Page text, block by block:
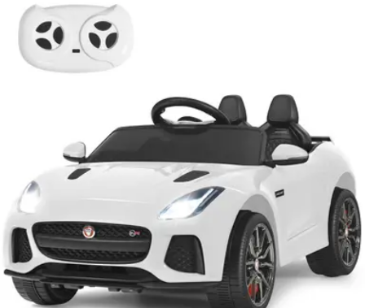
Électricité Sécurisée
Sécurité électriqueAudit et Sécurité
des risques électriques